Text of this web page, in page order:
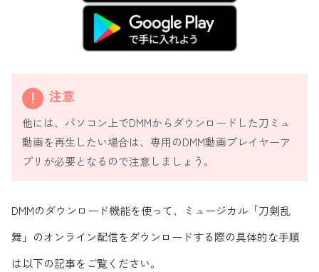
注意
他には、パソコン上でDMMからダウンロードした刀ミュ
動画を再生したい場合は、専用のDMM動画プレイヤーア
プリが必要となるので注意しましょう。
DMMのダウンロード機能を使って、ミュージカル「刀剣乱
舞」のオンライン配信をダウンロードする際の具体的な手順
は以下の記事をご覧ください。